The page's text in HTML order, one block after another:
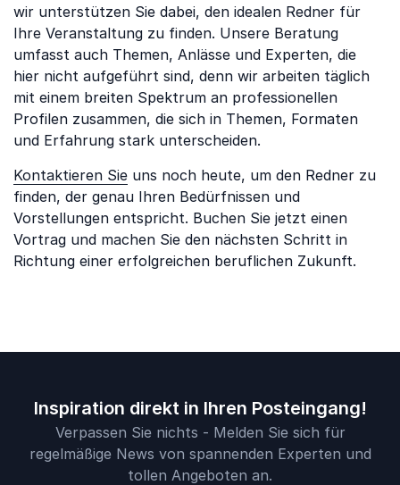
wir unterstützen Sie dabei, den idealen Redner für
Ihre Veranstaltung zu finden. Unsere Beratung
umfasst auch Themen, Anlässe und Experten, die
hier nicht aufgeführt sind, denn wir arbeiten täglich
mit einem breiten Spektrum an professionellen
Profilen zusammen, die sich in Themen, Formaten
und Erfahrung stark unterscheiden.
Kontaktieren Sie uns noch heute, um den Redner zu
finden, der genau Ihren Bedürfnissen und
Vorstellungen entspricht. Buchen Sie jetzt einen
Vortrag und machen Sie den nächsten Schritt in
Richtung einer erfolgreichen beruflichen Zukunft.
Inspiration direkt in Ihren Posteingang!
Verpassen Sie nichts - Melden Sie sich für
regelmäßige News von spannenden Experten und
tollen Angeboten an.